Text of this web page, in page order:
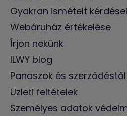
Gyakran ismételt
Webáruház értékelése
Írjon nekünk
ILWY blog
Panaszok és
Üzleti feltételek
Személyes adatok